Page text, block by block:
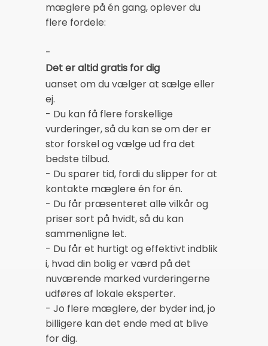
mæglere på én gang, oplever du
flere fordele:
-
Det er altid gratis for dig
uanset om du vælger at sælge eller
ej.
- Du kan få flere forskellige
vurderinger, så du kan se om der er
stor forskel og vælge ud fra det
bedste tilbud.
- Du sparer tid, fordi du slipper for at
kontakte mæglere én for én.
- Du får præsenteret alle vilkår og
priser sort på hvidt, så du kan
sammenligne let.
- Du får et hurtigt og effektivt indblik
i, hvad din bolig er værd på det
nuværende marked vurderingerne
udføres af lokale eksperter.
- Jo flere mæglere, der byder ind, jo
billigere kan det ende med at blive
for dig.